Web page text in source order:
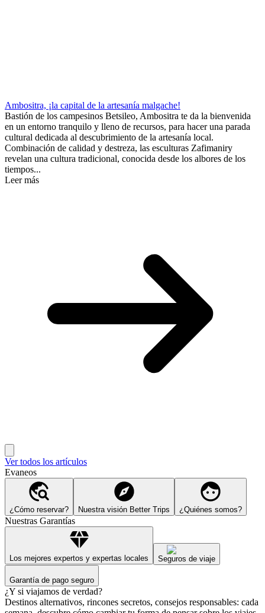
Ambositra, ¡la capital de la artesanía malgache!
Bastión de los campesinos Betsileo, Ambositra te da la bienvenida
en un entorno tranquilo y lleno de recursos, para hacer una parada
cultural dedicada al descubrimiento de la artesanía local.
Combinación de calidad y destreza, las esculturas Zafimaniry
revelan una cultura tradicional, conocida desde los albores de los
tiempos...
Leer más
Ver todos los artículos
Evaneos
¿Cómo reservar? Nuestra visión Better Trips ¿Quiénes somos?
Nuestras Garantías
Los mejores expertos y expertas locales Seguros de viaje
Garantía de pago seguro
¿Y si viajamos de verdad?
Destinos alternativos, rincones secretos, consejos responsables: cada